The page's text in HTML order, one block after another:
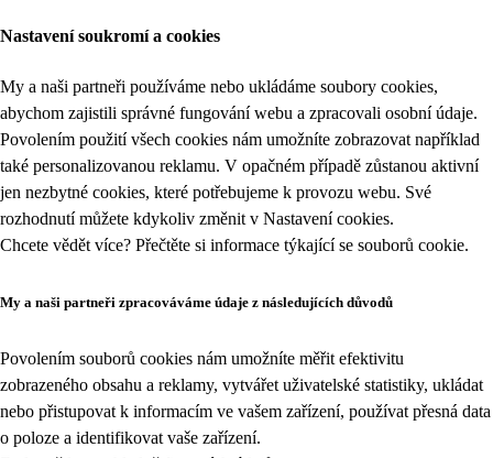
Nastavení soukromí a cookies
My a naši partneři používáme nebo ukládáme soubory cookies,
abychom zajistili správné fungování webu a zpracovali osobní údaje.
Povolením použití všech cookies nám umožníte zobrazovat například
také personalizovanou reklamu. V opačném případě zůstanou aktivní
jen nezbytné cookies, které potřebujeme k provozu webu. Své
rozhodnutí můžete kdykoliv změnit v Nastavení cookies.
Chcete vědět více? Přečtěte si informace týkající se souborů cookie.
My a naši partneři zpracováváme údaje z následujících důvodů
Povolením souborů cookies nám umožníte měřit efektivitu
zobrazeného obsahu a reklamy, vytvářet uživatelské statistiky, ukládat
nebo přistupovat k informacím ve vašem zařízení, používat přesná data
o poloze a identifikovat vaše zařízení.